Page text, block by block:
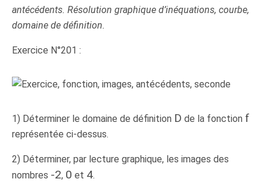
antécédents. Résolution graphique d’inéquations, courbe,
domaine de définition.
Exercice N°201 :
1) Déterminer le domaine de définition D de la fonction f
représentée ci-dessus.
2) Déterminer, par lecture graphique, les images des
nombres -2, 0 et 4.